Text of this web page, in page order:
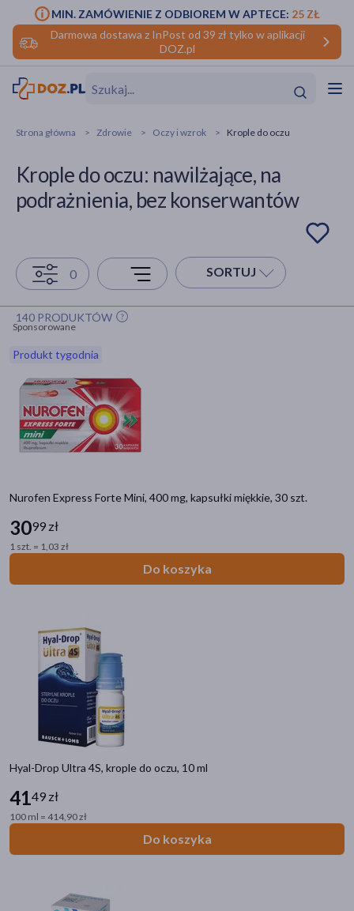
Darmowa dostawa z InPost od 39 zł tylko w aplikacji
DOZ.pl
MIN. ZAMÓWIENIE Z ODBIOREM W APTECE: 25 ZŁ
Hit
Hit
makijażu
Hit
Strona główna Zdrowie Oczy i wzrok Krople do oczu
Krople do oczu: nawilżające, na
podrażnienia, bez konserwantów
0 SORTUJ
140 PRODUKTÓW
Sponsorowane
Produkt tygodnia
Nurofen Express Forte Mini, 400 mg, kapsułki miękkie, 30 szt.
3099 zł
1 szt. = 1,03 zł
Do koszyka
Hyal-Drop Ultra 4S, krople do oczu, 10 ml
4149 zł
100 ml = 414,90 zł
Do koszyka